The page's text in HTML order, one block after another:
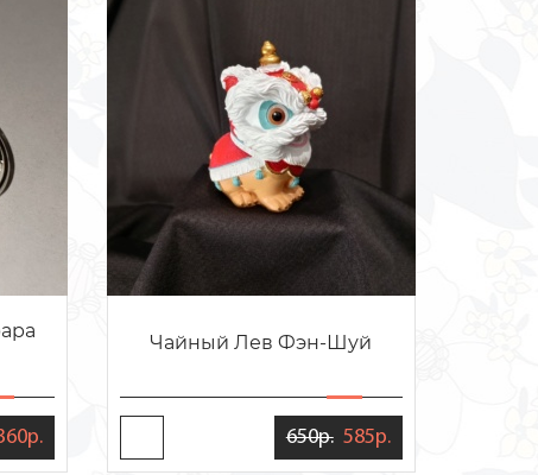
Чайный Лев Фэн-Шуй
650р. 585р.